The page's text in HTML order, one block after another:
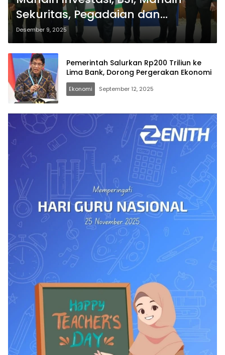
Sekuritas, Pegadaian dan
Deutsche Bank Hadirkan Reksa
Dana Bursa Emas Syariah
Pertama di Indonesia
Desember 9, 2025
Pemerintah Salurkan Rp200 Triliun ke
Lima Bank, Dorong Pergerakan Ekonomi
Ekonomi September 12, 2025